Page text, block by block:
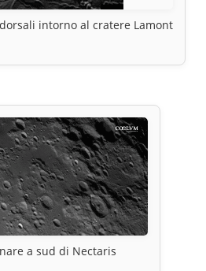
intorno al cratere Lamont
a sud di Nectaris